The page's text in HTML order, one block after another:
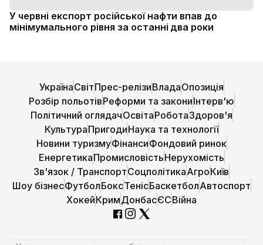
У червні експорт російської нафти впав до
мінімумального рівня за останні два роки
УкраїнаСвітПрес-релізиВладаОпозиція
Розбір польотівРеформи та закониІнтерв'ю
Політичний оглядачОсвітаРоботаЗдоров'я
КультураПригодиНаука та технології
Новини туризмуФінансиФондовий ринок
ЕнергетикаПромисловістьНерухомість
Зв'язок / ТранспортСоцполітикаАгроКиїв
Шоу бізнесФутболБоксТенісБаскетболАвтоспорт
ХокейКримДонбасЄСВійна